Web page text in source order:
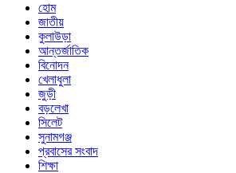
হোম
জাতীয়
কুলাউড়া
আন্তর্জাতিক
বিনোদন
খেলাধুলা
জুড়ী
বড়লেখা
সিলেট
সুনামগঞ্জ
প্রবাসের সংবাদ
শিক্ষা